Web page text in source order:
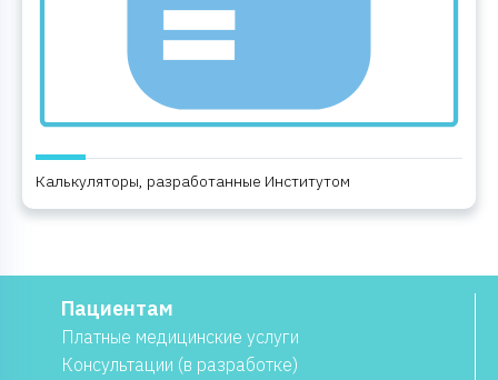
Калькуляторы, разработанные Институтом
Пациентам
Платные медицинские услуги
Консультации (в разработке)